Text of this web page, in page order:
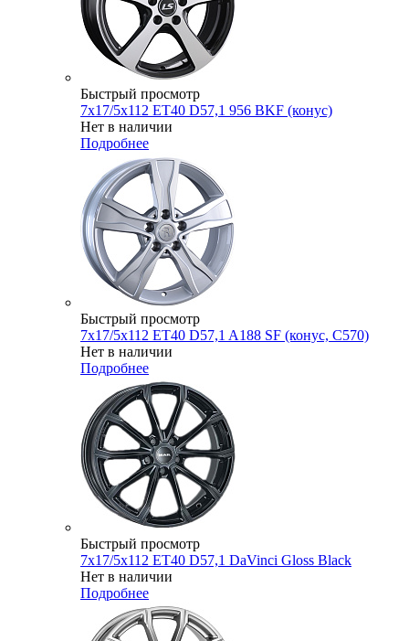
Быстрый просмотр
7x17/5x112 ET40 D57,1 956 BKF (конус)
Нет в наличии
Подробнее
Быстрый просмотр
7x17/5x112 ET40 D57,1 A188 SF (конус, C570)
Нет в наличии
Подробнее
Быстрый просмотр
7x17/5x112 ET40 D57,1 DaVinci Gloss Black
Нет в наличии
Подробнее